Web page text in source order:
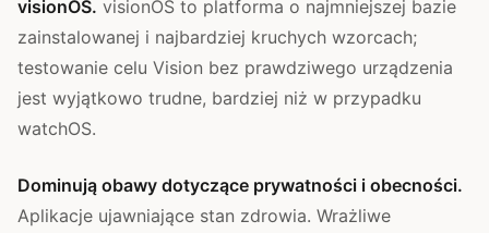
visionOS. visionOS to platforma o najmniejszej bazie
zainstalowanej i najbardziej kruchych wzorcach;
testowanie celu Vision bez prawdziwego urządzenia
jest wyjątkowo trudne, bardziej niż w przypadku
watchOS.
Dominują obawy dotyczące prywatności i obecności.
Aplikacje ujawniające stan zdrowia. Wrażliwe